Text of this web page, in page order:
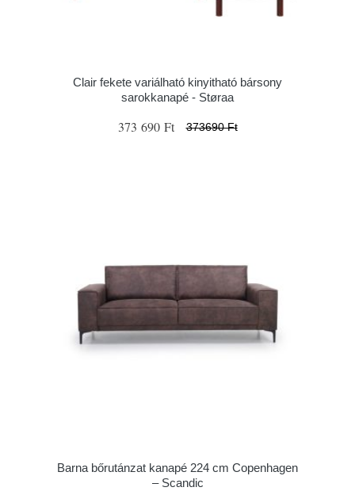
Clair fekete variálható kinyitható bársony
sarokkanapé - Støraa
373 690 Ft 373690 Ft
Barna bőrutánzat kanapé 224 cm Copenhagen
– Scandic